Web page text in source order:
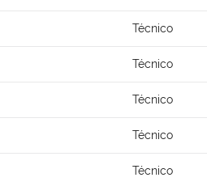
Técnico
Técnico
Técnico
Técnico
Técnico